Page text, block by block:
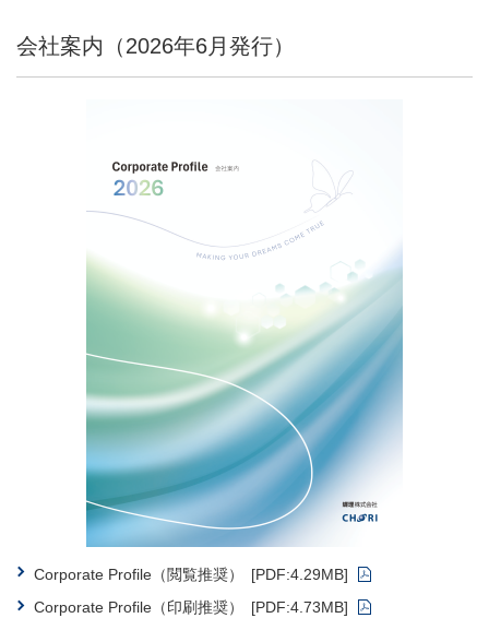
会社案内（2026年6月発行）
Corporate Profile（閲覧推奨）
[PDF:4.29MB]
Corporate Profile（印刷推奨）
[PDF:4.73MB]